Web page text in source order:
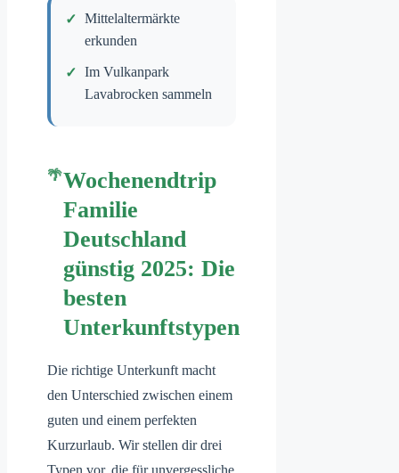
Mittelaltermärkte
erkunden
Im Vulkanpark
Lavabrocken sammeln
Wochenendtrip
Familie
Deutschland
günstig 2025: Die
besten
Unterkunftstypen
Die richtige Unterkunft macht
den Unterschied zwischen einem
guten und einem perfekten
Kurzurlaub. Wir stellen dir drei